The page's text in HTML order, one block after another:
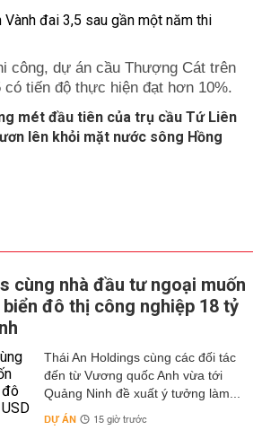
công, dự án cầu Thượng Cát trên
tiến độ thực hiện đạt hơn 10%.
mét đầu tiên của trụ cầu Tứ Liên
lên khỏi mặt nước sông Hồng
cùng nhà đầu tư ngoại muốn
đô thị công nghiệp 18 tỷ
Thái An Holdings cùng các đối tác
đến từ Vương quốc Anh vừa tới
Quảng Ninh đề xuất ý tưởng làm...
DỰ ÁN 15 giờ trước